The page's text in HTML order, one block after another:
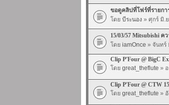
ขอดูคลิปที่โฟร์ที่รายกา
โดย บีระนอง » ศุกร์ มิ.
15/03/57 Mitsubishi
โดย iamOnce » จันทร์
Clip P'Four @ BigC
โดย great_theflute »
Clip P'Four @ CTW
โดย great_theflute »